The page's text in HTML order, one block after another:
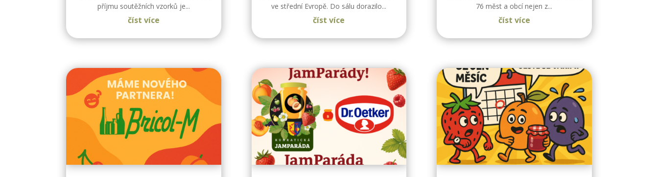
příjmu soutěžních vzorků je...
číst více
ve střední Evropě. Do sálu dorazilo...
číst více
76 měst a obcí nejen z...
číst více